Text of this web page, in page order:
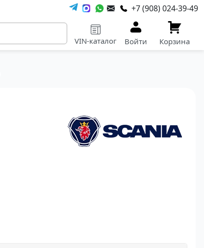
+7 (908) 024-39-49
VIN-каталог Войти Корзина